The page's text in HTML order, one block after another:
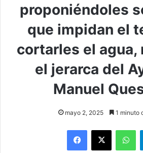
proponiéndoles
que impidan el
cortarles el agua,
el jerarca del
Manuel
mayo 2, 2025 1 minuto